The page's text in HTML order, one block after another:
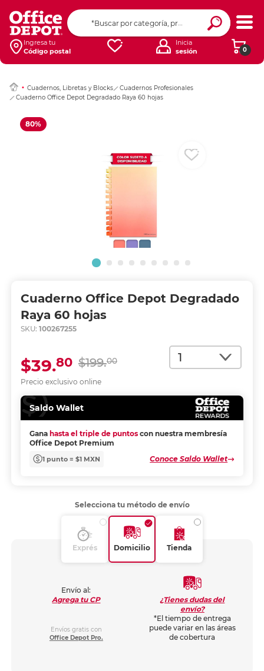
Ingresa tu
Código postal
0
Inicia
sesión
Cuadernos, Libretas y Blocks
Cuadernos Profesionales
Cuaderno Office Depot Degradado Raya 60 hojas
80%
Cuaderno Office Depot Degradado
Raya 60 hojas
SKU: 100267255
Cantidad
Precio exclusivo online
$199.00
$39.80
Saldo Wallet
Gana hasta el triple de puntos con nuestra membresía
Office Depot Premium
1 punto = $1 MXN Conoce Saldo Wallet
Ingresar Codigo
Selecciona tu método de envío
Exprés Domicilio Tienda
Envío al:
Agrega tu CP
Envíos gratis con
Office Depot Pro.
¿Tienes dudas del
envío?
*El tiempo de entrega
puede variar en las áreas
de cobertura